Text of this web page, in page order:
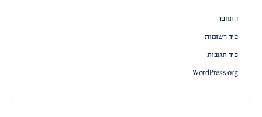
התחבר
פיד רשומות
פיד תגובות
WordPress.org